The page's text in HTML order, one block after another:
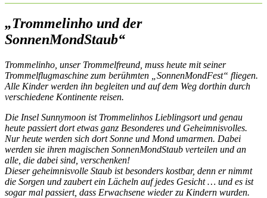
„Trommelinho und der
SonnenMondStaub“
Trommelinho, unser Trommelfreund, muss heute mit seiner
Trommelflugmaschine zum berühmten „SonnenMondFest“ fliegen.
Alle Kinder werden ihn begleiten und auf dem Weg dorthin durch
verschiedene Kontinente reisen.
Die Insel Sunnymoon ist Trommelinhos Lieblingsort und genau
heute passiert dort etwas ganz Besonderes und Geheimnisvolles.
Nur heute werden sich dort Sonne und Mond umarmen. Dabei
werden sie ihren magischen SonnenMondStaub verteilen und an
alle, die dabei sind, verschenken!
Dieser geheimnisvolle Staub ist besonders kostbar, denn er nimmt
die Sorgen und zaubert ein Lächeln auf jedes Gesicht … und es ist
sogar mal passiert, dass Erwachsene wieder zu Kindern wurden.